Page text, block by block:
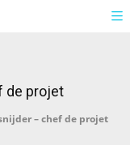
de projet
– chef de projet